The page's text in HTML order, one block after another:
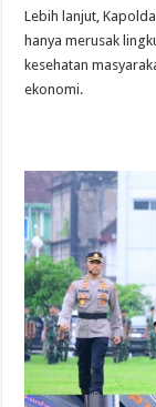
Lebih lanjut,
hanya merusak
kesehatan
ekonomi.